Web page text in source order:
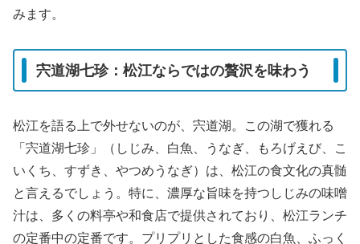
みます。
宍道湖七珍：松江ならではの贅沢を味わう
松江を語る上で外せないのが、宍道湖。この湖で獲れる
「宍道湖七珍」（しじみ、白魚、うなぎ、もろげえび、こ
いくち、すずき、やつめうなぎ）は、松江の食文化の真髄
と言えるでしょう。特に、濃厚な旨味を持つしじみの味噌
汁は、多くの料亭や和食店で提供されており、松江ランチ
の定番中の定番です。プリプリとした食感の白魚、ふっく